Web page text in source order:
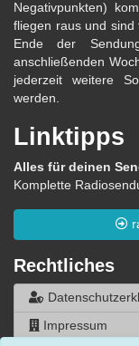
Negativpunkten)
fliegen raus und
Ende der
anschließenden
jederzeit weitere
werden.
Linktipps
Alles für deinen
Komplette
Rechtliches
Impressum